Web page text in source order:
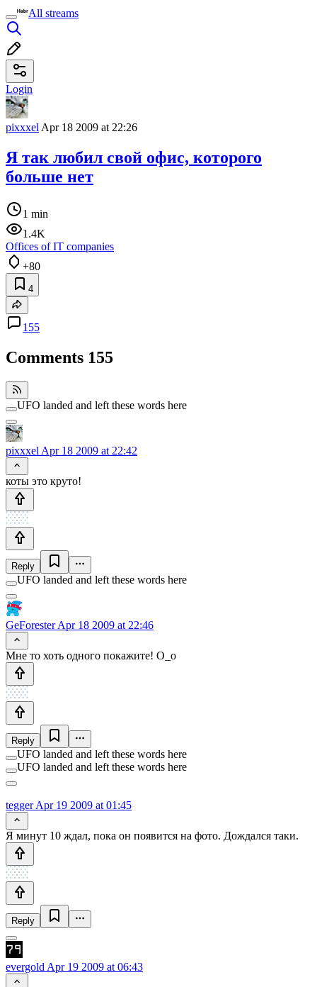
All streams
Login
pixxxel Apr 18 2009 at 22:26
Я так любил свой офис, которого
больше нет
1 min
1.4K
Offices of IT companies
+80
4
155
Comments 155
UFO landed and left these words here
pixxxel Apr 18 2009 at 22:42
коты это круто!
Reply
UFO landed and left these words here
GeForesterApr 18 2009 at 22:46
Мне то хоть одного покажите! О_о
Reply
UFO landed and left these words here
UFO landed and left these words here
teggerApr 19 2009 at 01:45
Я минут 10 ждал, пока он появится на фото. Дождался таки.
Reply
evergold Apr 19 2009 at 06:43